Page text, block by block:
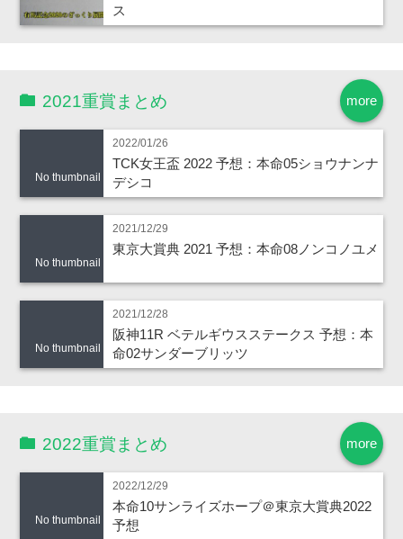
ス
more
2021重賞まとめ
No thumbnail
2022/01/26
TCK女王盃 2022 予想：本命05ショウナンナ
デシコ
No thumbnail
2021/12/29
東京大賞典 2021 予想：本命08ノンコノユメ
No thumbnail
2021/12/28
阪神11R ベテルギウスステークス 予想：本
命02サンダーブリッツ
more
2022重賞まとめ
No thumbnail
2022/12/29
本命10サンライズホープ＠東京大賞典2022
予想